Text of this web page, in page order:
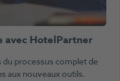
avec HotelPartner
processus complet de
aux nouveaux outils.